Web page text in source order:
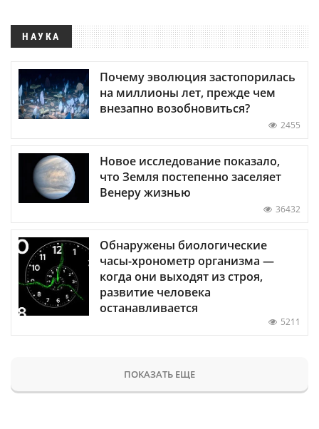
НАУКА
Почему эволюция застопорилась
на миллионы лет, прежде чем
внезапно возобновиться?
2455
Новое исследование показало,
что Земля постепенно заселяет
Венеру жизнью
36432
Обнаружены биологические
часы-хронометр организма —
когда они выходят из строя,
развитие человека
останавливается
5211
ПОКАЗАТЬ ЕЩЕ